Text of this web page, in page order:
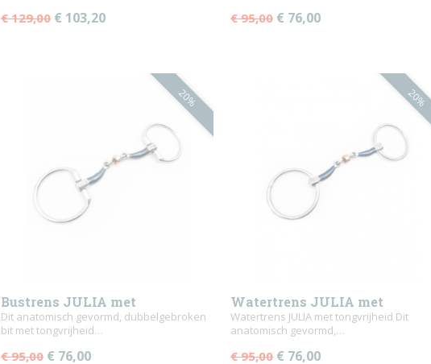
€ 129,00 € 103,20 € 95,00 € 76,00
20%
Bustrens JULIA met
tongvrijheid
Dit anatomisch gevormd, dubbelgebroken
bit met tongvrijheid…
€ 95,00 € 76,00
20%
Watertrens JULIA met
tongvrijheid
Watertrens JULIA met tongvrijheid Dit
anatomisch gevormd,…
€ 95,00 € 76,00